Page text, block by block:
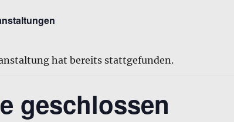
hat bereits stattgefunden.
geschlossen